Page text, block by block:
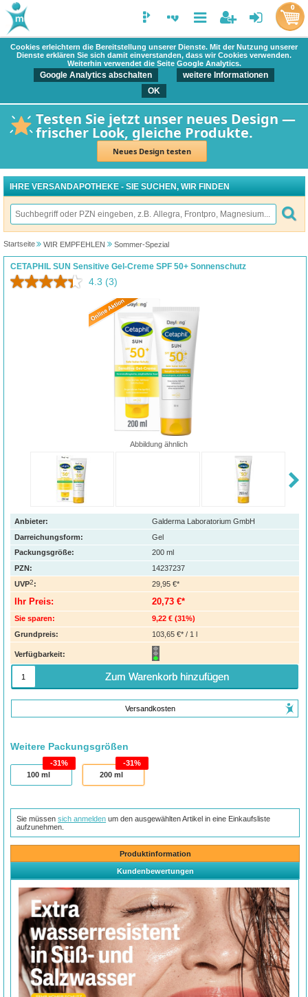
Cookies erleichtern die Bereitstellung unserer Dienste. Mit der Nutzung unserer
Dienste erklären Sie sich damit einverstanden, dass wir Cookies verwenden.
Weiterhin verwendet die Seite Google Analytics.
Google Analytics abschalten
weitere Informationen
OK
Testen Sie jetzt unser neues Design —
frischer Look, gleiche Produkte.
Neues Design testen
0
IHRE VERSANDAPOTHEKE - SIE SUCHEN, WIR FINDEN
Startseite WIR EMPFEHLEN Sommer-Spezial
CETAPHIL SUN Sensitive Gel-Creme SPF 50+ Sonnenschutz
4.3 (3)
Abbildung ähnlich
Anbieter:
Galderma Laboratorium GmbH
Darreichungsform:
Gel
Packungsgröße:
200 ml
PZN:
14237237
UVP2: 29,95 €*
Ihr Preis: 20,73 €*
Sie sparen: 9,22 € (31%)
Grundpreis:
103,65 €* / 1 l
Verfügbarkeit:
Zum Warenkorb hinzufügen
Versandkosten
Weitere Packungsgrößen
100 ml
31%
200ml
31%
Sie müssensich anmelden um den ausgewählten Artikel in eine Einkaufsliste
aufzunehmen.
Produktinformation
Kundenbewertungen